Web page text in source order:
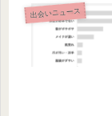
出会いニュース